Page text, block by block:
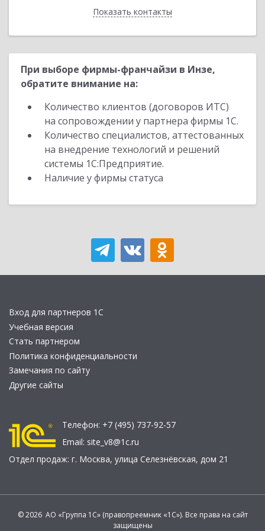
Показать контакты
Назад
При выборе фирмы-франчайзи в Инзе,
обратите внимание на:
Количество клиентов (договоров ИТС)
на сопровождении у партнера фирмы 1С.
Количество специалистов, аттестованных
на внедрение технологий и решений
системы 1С:Предприятие.
Наличие у фирмы статуса
Вход для партнеров 1С
Учебная версия
Стать партнером
Политика конфиденциальности
Замечания по сайту
Другие сайты
Телефон: +7 (495) 737-92-57
Email: site_v8@1c.ru
Отдел продаж: г. Москва, улица Селезнёвская, дом 21
© 2026 АО «Группа 1С» (правопреемник «1С»). Все права на сайт
защищены